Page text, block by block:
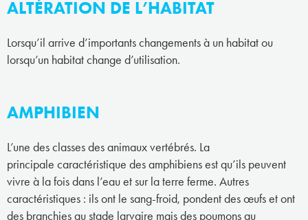
ALTÉRATION DE L’HABITAT
Lorsqu’il arrive d’importants changements à un habitat ou
lorsqu’un habitat change d’utilisation.
AMPHIBIEN
L’une des classes des animaux vertébrés. La
principale caractéristique des amphibiens est qu’ils peuvent
vivre à la fois dans l’eau et sur la terre ferme. Autres
caractéristiques : ils ont le sang-froid, pondent des œufs et ont
des branchies au stade larvaire mais des poumons au